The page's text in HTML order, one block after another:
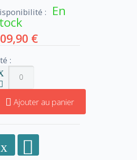
: En
€
:
Ajouter au panier